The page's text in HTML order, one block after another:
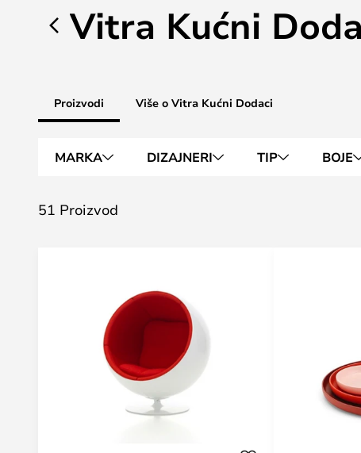
Vitra Kućni
Proizvodi Više o Vitra Kućni Dodaci
MARKA DIZAJNERI TIP BOJE
51 Proizvod